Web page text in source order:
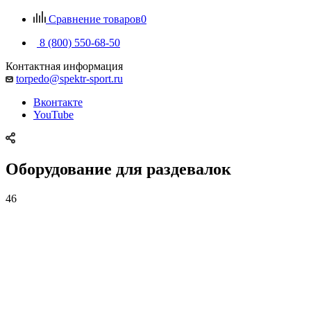
Сравнение товаров0
8 (800) 550-68-50
Контактная информация
torpedo@spektr-sport.ru
Вконтакте
YouTube
Оборудование для раздевалок
46